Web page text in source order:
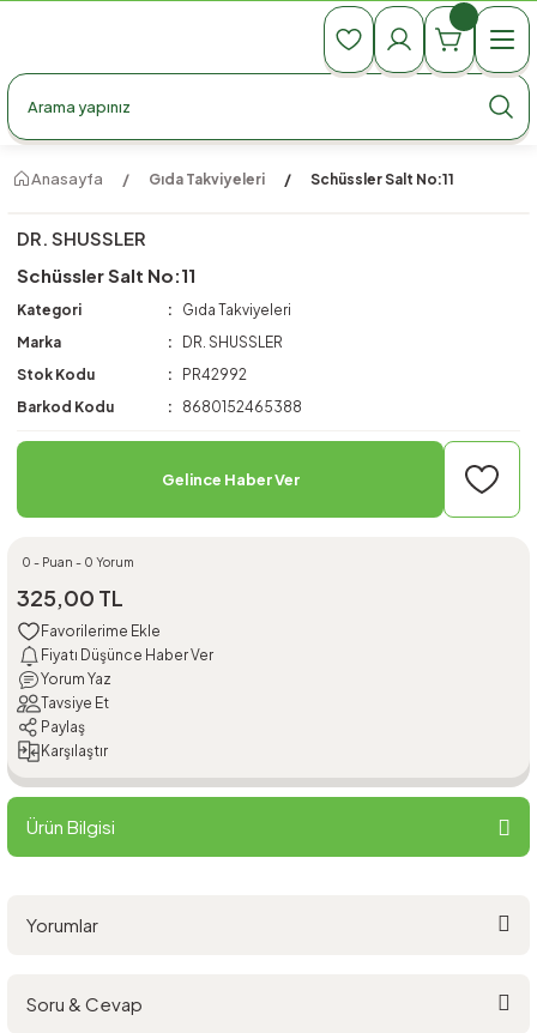
990 TL Üzeri Ücretsiz Kargo
990 TL Üzeri Ücretsiz Kargo
Anasayfa Gıda Takviyeleri Schüssler Salt No:11
DR. SHUSSLER
Schüssler Salt No:11
Kategori
Gıda Takviyeleri
Marka
DR. SHUSSLER
Stok Kodu
PR42992
Barkod Kodu
8680152465388
Gelince Haber Ver
0 - Puan - 0 Yorum
325,00 TL
Fiyatı Düşünce Haber Ver
Yorum Yaz
Tavsiye Et
Paylaş
Karşılaştır
Ürün Bilgisi
Yorumlar
Soru & Cevap